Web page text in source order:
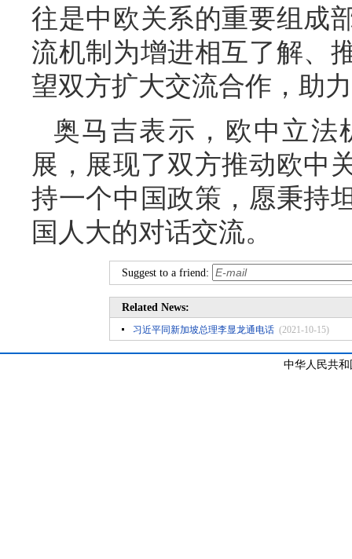
往是中欧关系的重要组成
流机制为增进相互了解、
望双方扩大交流合作，助
奥马吉表示，欧中立法
展，展现了双方推动欧中
持一个中国政策，愿秉持
国人大的对话交流。
Suggest to a friend:
Related News:
习近平同新加坡总理李显龙通电话 (2021-10-15)
中华人民共